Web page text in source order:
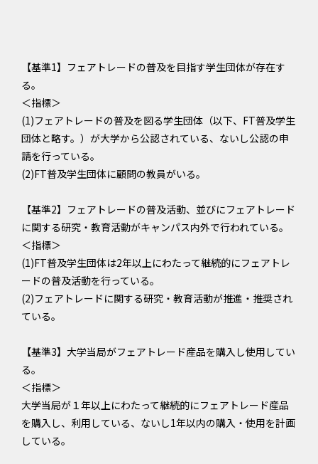
【基準1】フェアトレードの普及を目指す学生団体が存在す
る。
＜指標＞
(1)フェアトレードの普及を図る学生団体（以下、FT普及学生
団体と略す。）が大学から公認されている、ないし公認の申
請を行っている。
(2)FT普及学生団体に顧問の教員がいる。
【基準2】フェアトレードの普及活動、並びにフェアトレード
に関する研究・教育活動がキャンパス内外で行われている。
＜指標＞
(1)FT普及学生団体は2年以上にわたって継続的にフェアトレ
ードの普及活動を行っている。
(2)フェアトレードに関する研究・教育活動が推進・推奨され
ている。
【基準3】大学当局がフェアトレード産品を購入し使用してい
る。
＜指標＞
大学当局が１年以上にわたって継続的にフェアトレード産品
を購入し、利用している、ないし1年以内の購入・使用を計画
している。